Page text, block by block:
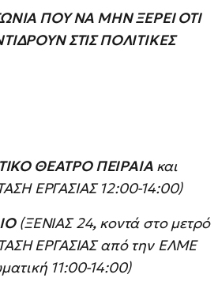
ΠΟΥ ΝΑ ΜΗΝ ΞΕΡΕΙ ΟΤΙ
ΣΤΙΣ ΠΟΛΙΤΙΚΕΣ
ΘΕΑΤΡΟ ΠΕΙΡΑΙΑ και
ΕΡΓΑΣΙΑΣ 12:00-14:00)
(ΞΕΝΙΑΣ 24, κοντά στο μετρό
ΕΡΓΑΣΙΑΣ από την ΕΛΜΕ
11:00-14:00)